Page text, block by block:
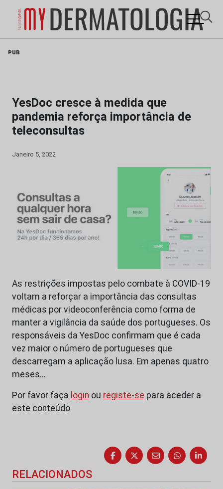
PUB
YesDoc cresce à medida que
pandemia reforça importância de
teleconsultas
Janeiro 5, 2022
As restrições impostas pelo combate à COVID-19
voltam a reforçar a importância das consultas
médicas por videoconferência como forma de
manter a vigilância da saúde dos portugueses. Os
responsáveis da YesDoc confirmam que é cada
vez maior o número de portugueses que
descarregam a aplicação lusa. Em apenas quatro
meses…
Por favor faça login ou registe-se para aceder a
este conteúdo
RELACIONADOS